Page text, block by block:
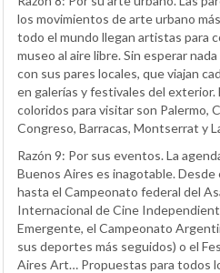
los movimientos de arte urbano
todo el mundo llegan artistas para
museo al aire libre. Sin esperar
con sus pares locales, que viajan
en galerías y festivales del exterior.
coloridos para visitar son Palermo,
Congreso, Barracas, Montserrat y
Razón 9: Por sus eventos. La
Buenos Aires es inagotable. Desde
hasta el Campeonato federal del
Internacional de Cine
Emergente, el Campeonato
sus deportes más seguidos) o el
Aires Art… Propuestas para todos